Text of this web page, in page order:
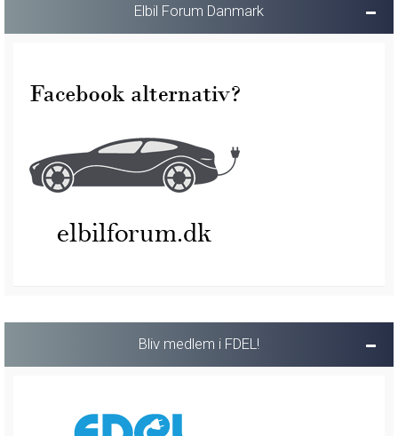
Elbil Forum Danmark
Bliv medlem i FDEL!